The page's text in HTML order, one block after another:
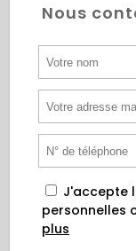
Nous
J'accepte
personnelles
plus